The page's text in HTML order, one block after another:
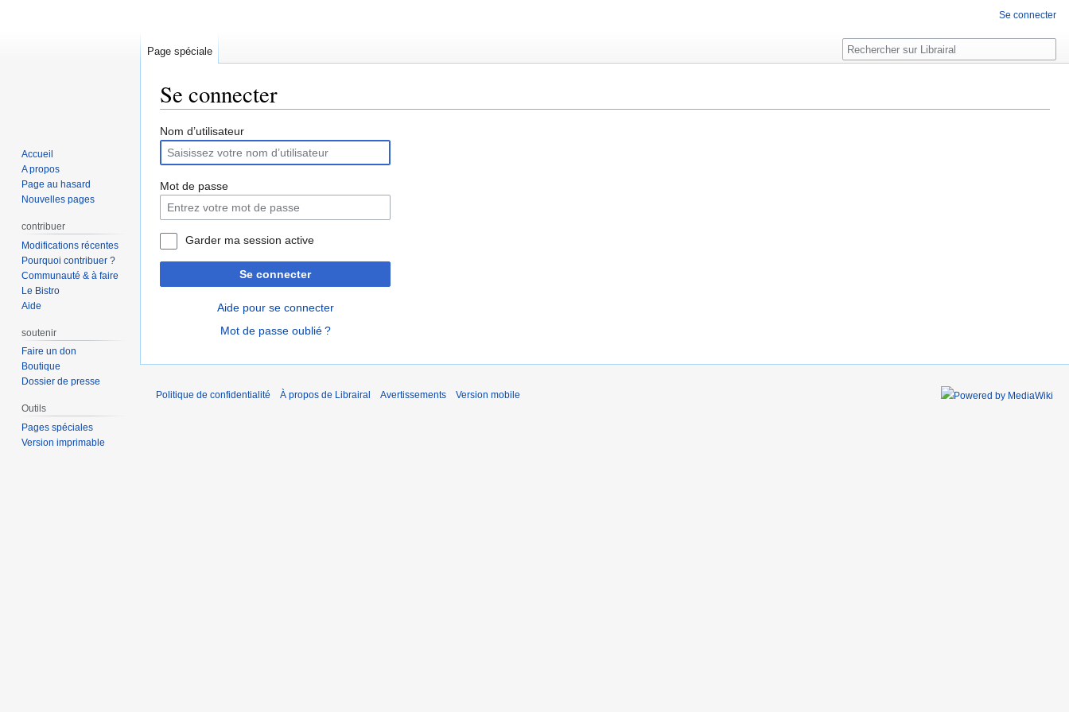
Se connecter
Aller
la
navigation
Aller
la
recherche
Nom d’utilisateur
Mot de passe
Garder ma session active
Se connecter
Aide pour se connecter
Mot de passe oublié ?
Se connecter
Page spéciale Rechercher
Accueil
A propos
Page au hasard
Nouvelles pages
contribuer
Modifications récentes
Pourquoi contribuer ?
Communauté & à faire
Le Bistro
Aide
soutenir
Faire un don
Boutique
Dossier de presse
Outils
Pages spéciales
Version imprimable
Politique de confidentialité À propos de Librairal Avertissements Version mobile